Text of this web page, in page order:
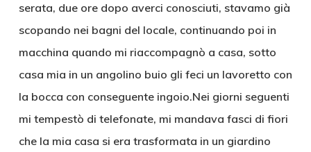
serata, due ore dopo averci conosciuti, stavamo già
scopando nei bagni del locale, continuando poi in
macchina quando mi riaccompagnò a casa, sotto
casa mia in un angolino buio gli feci un lavoretto con
la bocca con conseguente ingoio.Nei giorni seguenti
mi tempestò di telefonate, mi mandava fasci di fiori
che la mia casa si era trasformata in un giardino